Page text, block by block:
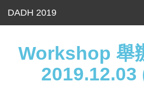
Workshop 舉
2019.12.03